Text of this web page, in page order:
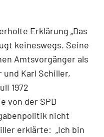
Erklärung „Das
keineswegs. Seine
Amtsvorgänger als
Karl Schiller,
1972
von der SPD
nicht
erklärte: „Ich bin